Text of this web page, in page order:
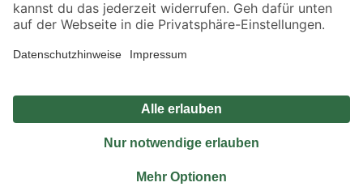
Alle Preisangaben in EUR inkl. gesetzl. MwSt.. Die dargestellten Angebote sind unter
Umständen nicht in allen Märkten verfügbar. Die angegebenen Verfügbarkeiten beziehen
Produkte nur solange der Vorrat reicht.
*Paketversand ab 59 € versandkostenfrei, gilt nicht für Artikel mit Speditionsversand, hier
Privatsphäre Impressum
Nutzungsbedingungen
Widerrufsrecht
Vertrag widerrufen
© 2026 toom Baumarkt GmbH